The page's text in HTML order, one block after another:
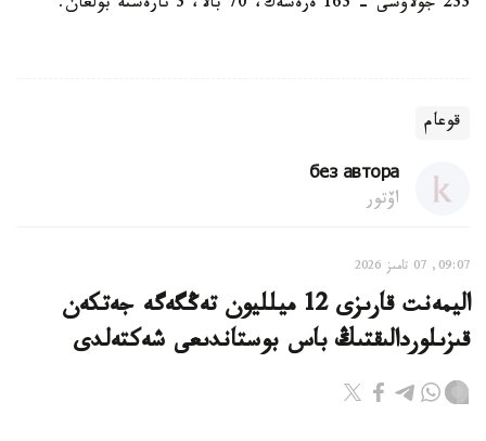
233 جولاۋشى - 163 ەرەسەك، 70 بالا، 3 نارەستە بولعان.
قوعام
без автора
اۆتور
09:07, 07 تامىز 2026
اليمەنت قارىزى 12 ميلليون تەڭگەگە جەتكەن
قىزىلوردالىقتىڭ باس بوستاندىعى شەكتەلدى